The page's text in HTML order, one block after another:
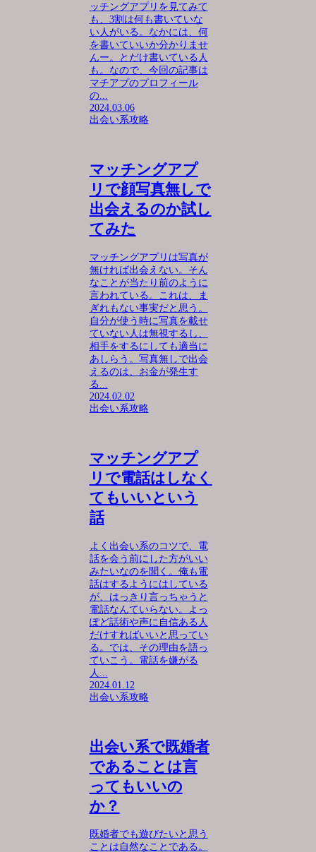
ッチングアプリを見てみて
も、3割は何も書いていな
い人がいる。なかには、何
を書いていいか分かりませ
んー。とだけ書いている人
も。なので、今回の記事は
マチアプのプロフィール
の...
2024.03.06
出会い系攻略
マッチングアプ
リで顔写真無しで
出会えるのか試し
てみた
マッチングアプリは写真が
無ければ出会えない。そん
なことが当たり前のように
言われている。これは、ま
ぎれもない事実だと思う。
自分が使う時に写真を載せ
ていない人は無視するし、
相手をするにしても適当に
あしらう。写真無しで出会
えるのは、お金が発生す
る...
2024.02.02
出会い系攻略
マッチングアプ
リで電話はしなく
てもいいという
話
よく出会い系のコツで、電
話を会う前にした方がいい
みたいなのを聞く。俺も電
話はするようにはしている
が、はっきり言っちゃうと
電話なんていらない。よっ
ぽど話術や声に自信ある人
だけすればいいと思ってい
る。では、その理由を語っ
ていこう。電話を嫌がる
人...
2024.01.12
出会い系攻略
出会い系で既婚者
であることは言
ってもいいの
か？
既婚者でも遊びたいと思う
ことは自然なことである。